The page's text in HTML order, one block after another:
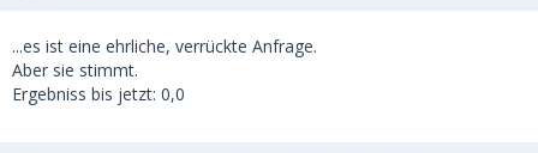
...es ist eine ehrliche, verrückte Anfrage.
Aber sie stimmt.
Ergebniss bis jetzt: 0,0